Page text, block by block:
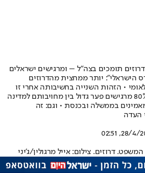
הישראלי": יותר ממחצית מהדרוזים
• הזהות השנייה בחשיבותה אחרי זו
הדרוזית - הישראלית • כ-80% מרגישים פער גדול בין מחויבותם למדינה
בממשלה ובכנסת • וגם: זה
העדה
28/4/2025,
דרוזים. צילום: אייל מרגולין/ג'יני